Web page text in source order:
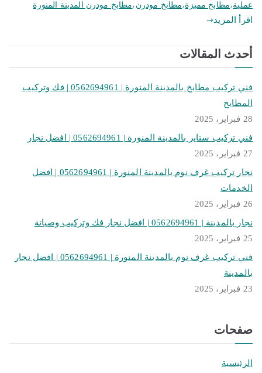
عملية،مطابخ مميزة،مطابخ مودرن ،مطابخ مودرن المدينة المنورة
اقرأ المزيد
أحدث المقالات
فني تركيب مطابخ بالمدينة المنورة | 0562694961 | فك وتركيب
المطابخ
28 فبراير، 2025
فني تركيب ستاير بالمدينة المنورة | 0562694961 | افضل نجار
27 فبراير، 2025
نجار تركيب غرف نوم بالمدينة المنورة | 0562694961 | افضل
الخدمات
26 فبراير، 2025
نجار بالمدينة | 0562694961 | افضل نجار فك وتركيب وصيانة
25 فبراير، 2025
فني تركيب غرف نوم بالمدينة المنورة | 0562694961 | افضل نجار
بالمدينة
23 فبراير، 2025
صفحات
الرئيسية